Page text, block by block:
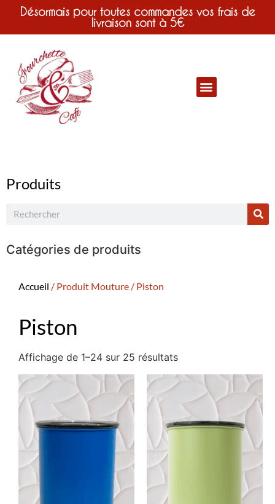
Désormais pour toutes commandes vos frais de
livraison sont à 5€
Produits
Catégories de produits
Accueil / Produit Mouture / Piston
Piston
Affichage de 1–24 sur 25 résultats